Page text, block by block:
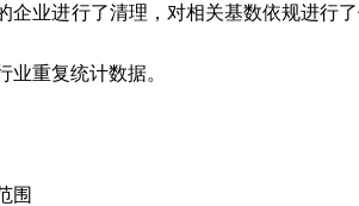
企业进行了清理，对相关基数依规进行
业重复统计数据。
围